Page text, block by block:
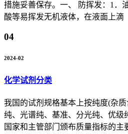
措施妥善保存。一、 防挥发：1．
酸等易挥发无机液体，在液面上滴
04
2024-02
化学试剂分类
我国的试剂规格基本上按纯度(杂
纯、光谱纯、基准、分光纯、优级
国家和主管部门颁布质量指标的